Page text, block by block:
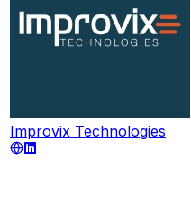
Improvix Technologies